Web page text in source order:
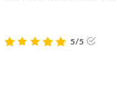
5/5